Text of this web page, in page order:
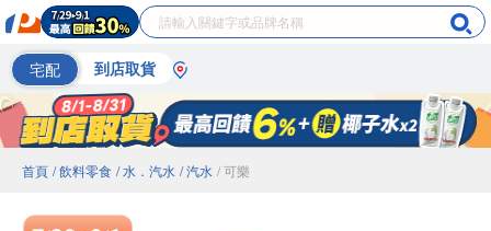
宅配 到店取貨
首頁 / 飲料零食 / 水．汽水 / 汽水 / 可樂